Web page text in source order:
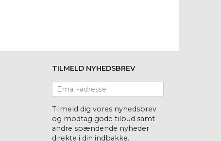
TILMELD NYHEDSBREV
Email-
adresse
Tilmeld dig vores nyhedsbrev
og modtag gode tilbud samt
andre spændende nyheder
direkte i din indbakke.